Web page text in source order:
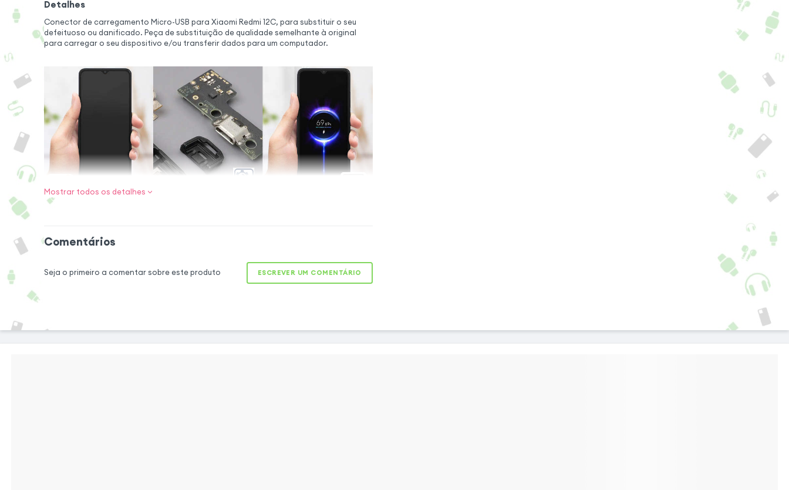
Detalhes
Conector de carregamento Micro-USB para Xiaomi Redmi 12C, para substituir o seu
defeituoso ou danificado. Peça de substituição de qualidade semelhante à original
para carregar o seu dispositivo e/ou transferir dados para um computador.
optando por este conetor de carregamento
Mostrar todos os detalhes
Comentários
Seja o primeiro a comentar sobre este produto ESCREVER UM COMENTÁRIO